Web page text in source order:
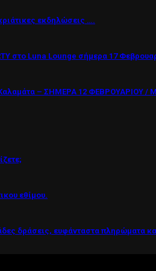
εκδηλώσεις ….
στο Luna Lounge σήμερα 17
– ΣΗΜΕΡΑ 12 ΦΕΒΡΟΥΑΡΙΟΥ /
εθίμου.
δράσεις, ευφάνταστα πληρώματα